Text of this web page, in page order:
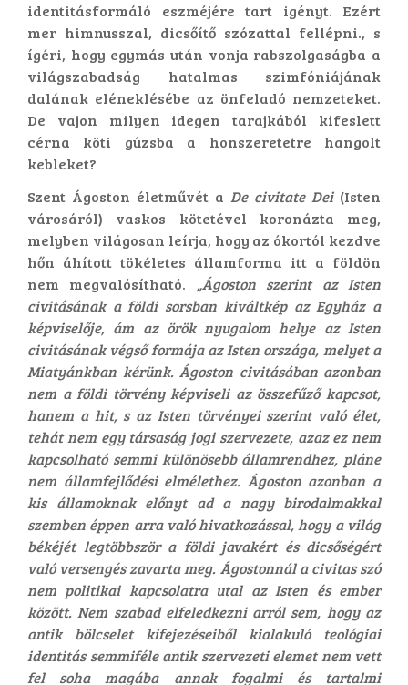
identitásformáló eszméjére tart igényt. Ezért
mer himnusszal, dicsőítő szózattal fellépni., s
ígéri, hogy egymás után vonja rabszolgaságba a
világszabadság hatalmas szimfóniájának
dalának eléneklésébe az önfeladó nemzeteket.
De vajon milyen idegen tarajkából kifeslett
cérna köti gúzsba a honszeretetre hangolt
kebleket?
Szent Ágoston életművét a De civitate Dei(Isten
városáról) vaskos kötetével koronázta meg,
melyben világosan leírja, hogy az ókortól kezdve
hőn áhított tökéletes államforma itt a földön
nem megvalósítható. „Ágoston szerint az Isten
civitásának a földi sorsban kiváltkép az Egyház a
képviselője, ám az örök nyugalom helye az Isten
civitásának végső formája az Isten országa, melyet a
Miatyánkban kérünk. Ágoston civitásában azonban
nem a földi törvény képviseli az összefűző kapcsot,
hanem a hit, s az Isten törvényei szerint való élet,
tehát nem egy társaság jogi szervezete, azaz ez nem
kapcsolható semmi különösebb államrendhez, pláne
nem államfejlődési elmélethez. Ágoston azonban a
kis államoknak előnyt ad a nagy birodalmakkal
szemben éppen arra való hivatkozással, hogy a világ
békéjét legtöbbször a földi javakért és dicsőségért
való versengés zavarta meg. Ágostonnál a civitas szó
nem politikai kapcsolatra utal az Isten és ember
között. Nem szabad elfeledkezni arról sem, hogy az
antik bölcselet kifejezéseiből kialakuló teológiai
identitás semmiféle antik szervezeti elemet nem vett
fel soha magába annak fogalmi és tartalmi